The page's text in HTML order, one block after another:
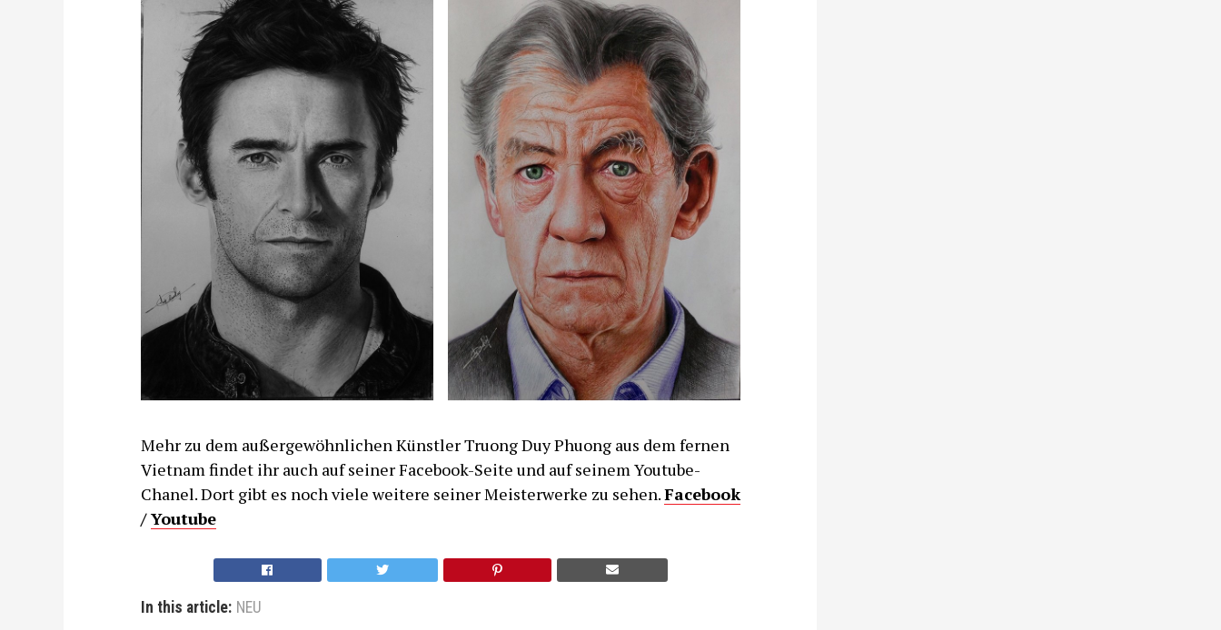
Mehr zu dem außergewöhnlichen Künstler Truong Duy Phuong aus dem fernen
Vietnam findet ihr auch auf seiner Facebook-Seite und auf seinem Youtube-
Chanel. Dort gibt es noch viele weitere seiner Meisterwerke zu sehen.Facebook
/Youtube
In this article: NEU